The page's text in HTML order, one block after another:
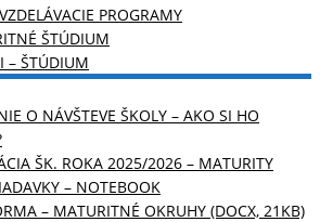
PROGRAMY
ŠTÚDIUM
– ŠTÚDIUM
O NÁVŠTEVE ŠKOLY – AKO SI HO
ŠK. ROKA 2025/2026 – MATURITY
– NOTEBOOK
– MATURITNÉ OKRUHY (DOCX, 21KB)